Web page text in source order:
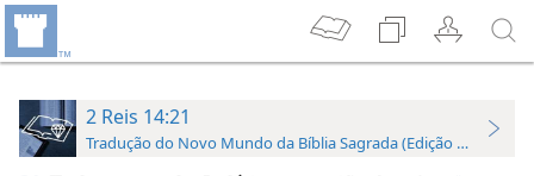
2 Reis 14:21
Tradução do Novo Mundo da Bíblia Sagrada (Edição de Estudo)